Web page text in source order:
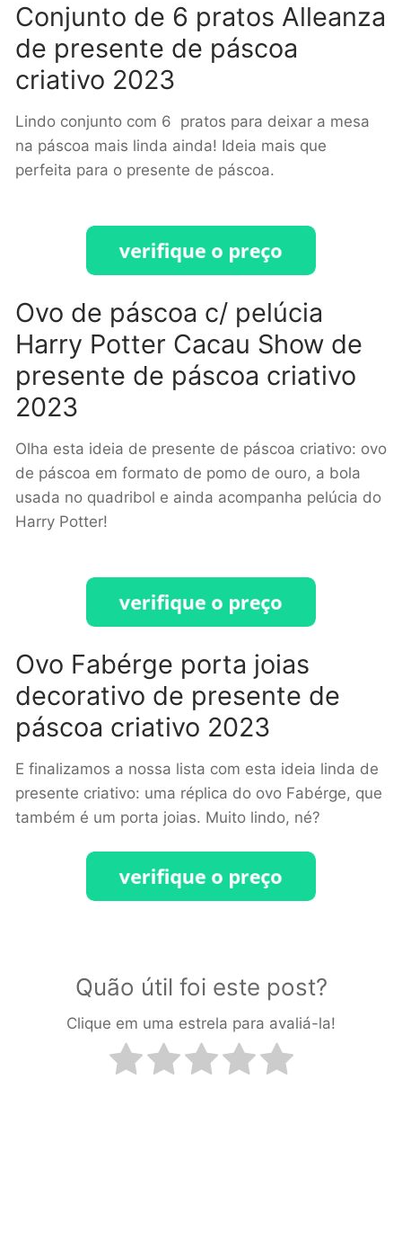
Conjunto de 6 pratos Alleanza
de presente de páscoa
criativo 2023
Lindo conjunto com 6 pratos para deixar a mesa
na páscoa mais linda ainda! Ideia mais que
perfeita para o presente de páscoa.
Ovo de páscoa c/ pelúcia
Harry Potter Cacau Show de
presente de páscoa criativo
2023
Olha esta ideia de presente de páscoa criativo: ovo
de páscoa em formato de pomo de ouro, a bola
usada no quadribol e ainda acompanha pelúcia do
Harry Potter!
Ovo Fabérge porta joias
decorativo de presente de
páscoa criativo 2023
E finalizamos a nossa lista com esta ideia linda de
presente criativo: uma réplica do ovo Fabérge, que
também é um porta joias. Muito lindo, né?
Quão útil foi este post?
Clique em uma estrela para avaliá-la!